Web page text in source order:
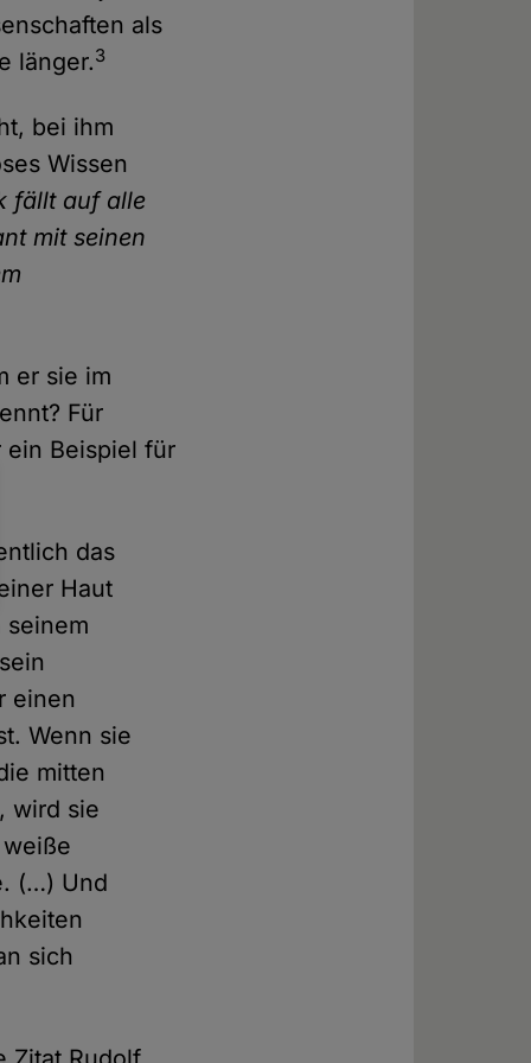
als
länger.3
bei ihm
Wissen
fällt auf alle
mit seinen
er sie im
Für
ein Beispiel für
das
Haut
einen
Wenn sie
mitten
wird sie
(…) Und
sich